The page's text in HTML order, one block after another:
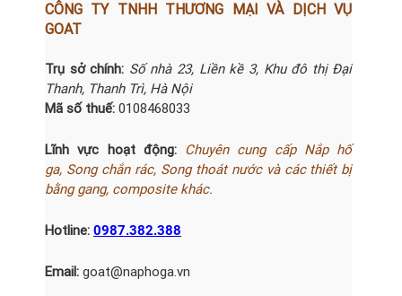
CÔNG TY TNHH THƯƠNG MẠI VÀ DỊCH VỤ
GOAT
Trụ sở chính: Số nhà 23, Liền kề 3, Khu đô thị Đại
Thanh, Thanh Trì, Hà Nội
Mã số thuế: 0108468033
Lĩnh vực hoạt động: Chuyên cung cấp Nắp hố
ga, Song chắnrác, Song thoát nước và các thiết bị
bằng gang, composite khác.
Hotline: 0987.382.388
Email:goat@naphoga.vn